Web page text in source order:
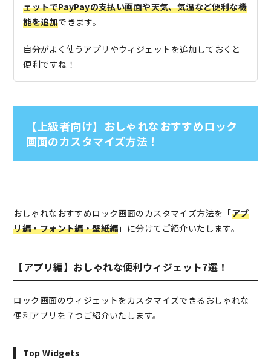
ェットでPayPayの支払い画面や天気、気温など便利な機
能を追加できます。
自分がよく使うアプリやウィジェットを追加しておくと
便利ですね！
【上級者向け】おしゃれなおすすめロック
画面のカスタマイズ方法！
おしゃれなおすすめロック画面のカスタマイズ方法を「アプ
リ編・フォント編・壁紙編 」に分けてご紹介いたします。
【アプリ編】おしゃれな便利ウィジェット7選！
ロック画面のウィジェットをカスタマイズできるおしゃれな
便利アプリを７つご紹介いたします。
Top Widgets